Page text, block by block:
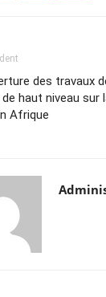
des travaux
haut niveau sur
Afrique